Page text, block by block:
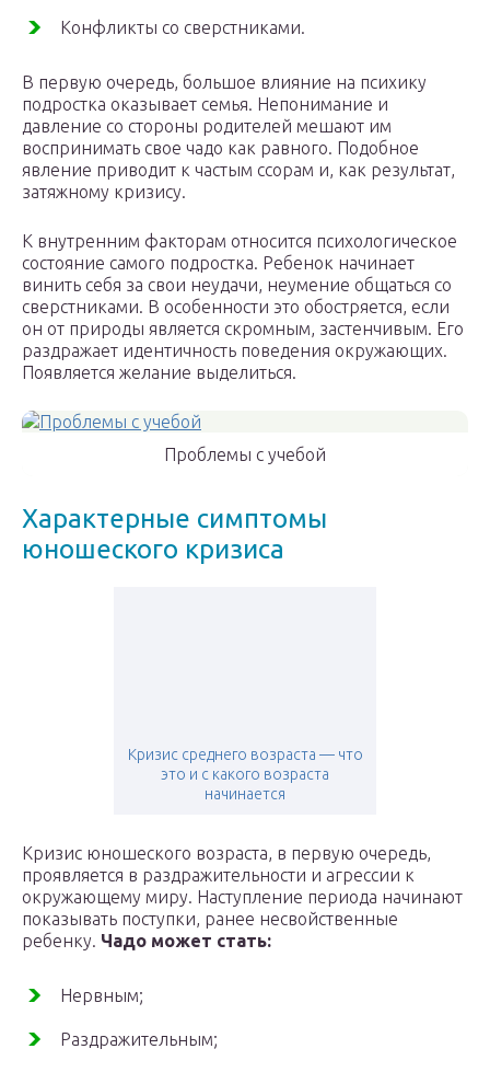
Конфликты со сверстниками.
В первую очередь, большое влияние на психику
подростка оказывает семья. Непонимание и
давление со стороны родителей мешают им
воспринимать свое чадо как равного. Подобное
явление приводит к частым ссорам и, как результат,
затяжному кризису.
К внутренним факторам относится психологическое
состояние самого подростка. Ребенок начинает
винить себя за свои неудачи, неумение общаться со
сверстниками. В особенности это обостряется, если
он от природы является скромным, застенчивым. Его
раздражает идентичность поведения окружающих.
Появляется желание выделиться.
Проблемы с учебой
Характерные симптомы
юношеского кризиса
Кризис среднего возраста — что
это и с какого возраста
начинается
Кризис юношеского возраста, в первую очередь,
проявляется в раздражительности и агрессии к
окружающему миру. Наступление периода начинают
показывать поступки, ранее несвойственные
ребенку. Чадо может стать:
Нервным;
Раздражительным;